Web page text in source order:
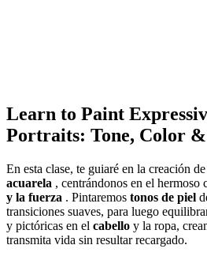
Learn to Paint
Portraits: Tone, Color
En esta clase, te guiaré en la creación
acuarela , centrándonos en el hermoso
y la fuerza . Pintaremos tonos de piel
transiciones suaves, para luego
y pictóricas en el cabello y la ropa,
transmita vida sin resultar recargado.